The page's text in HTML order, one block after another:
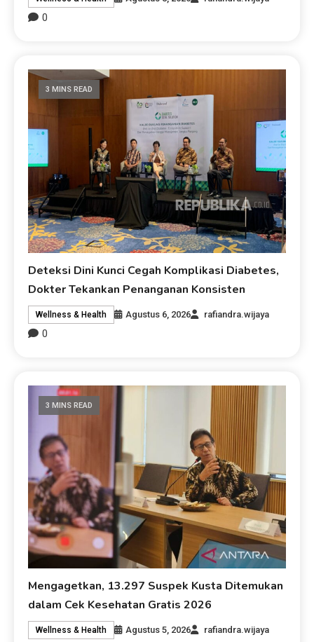
0
3 MINS READ
Deteksi Dini Kunci Cegah Komplikasi Diabetes,
Dokter Tekankan Penanganan Konsisten
Wellness & Health Agustus 6, 2026 rafiandra.wijaya
0
3 MINS READ
Mengagetkan, 13.297 Suspek Kusta Ditemukan
dalam Cek Kesehatan Gratis 2026
Wellness & Health Agustus 5, 2026 rafiandra.wijaya